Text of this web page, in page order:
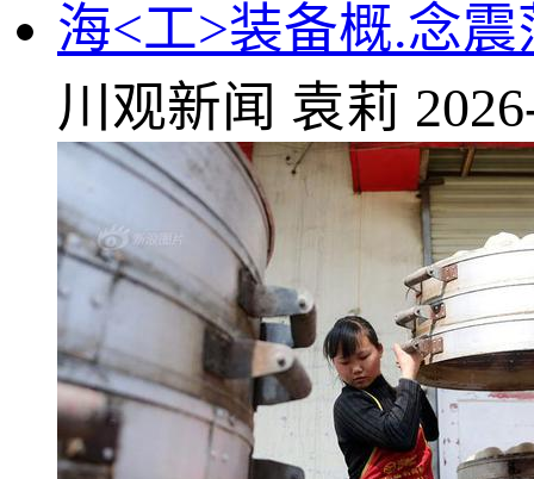
海<工>装备概.念
川观新闻 袁莉